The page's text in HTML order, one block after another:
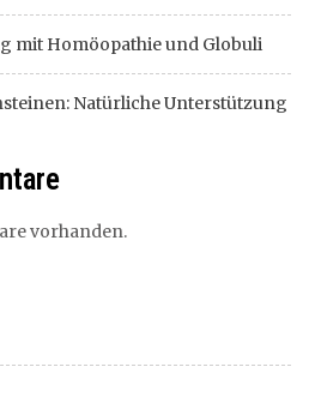
mit Homöopathie und Globuli
Natürliche Unterstützung
vorhanden.